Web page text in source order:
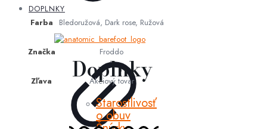
DOPLNKY
Doplnky
Starostlivosť
o obuv
Farba Bledoružová, Dark rose, Ružová
Značka Froddo
Zľava Akciový tovar